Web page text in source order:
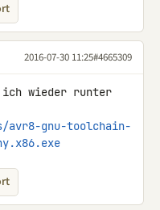
2016-07-30 11:25#4665309
wieder runter
avr8-gnu-toolchain-